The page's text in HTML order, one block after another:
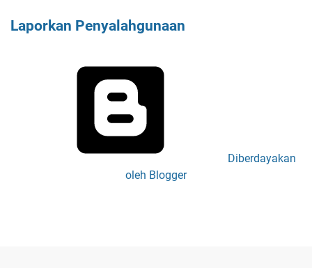
Laporkan Penyalahgunaan
Diberdayakan
oleh Blogger